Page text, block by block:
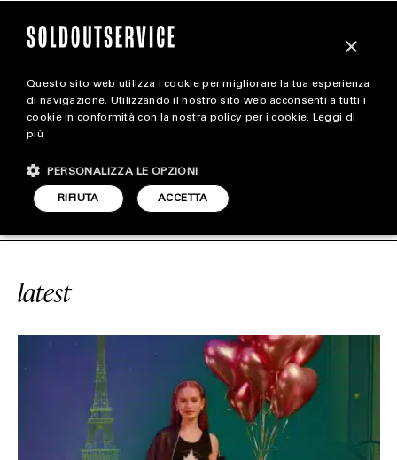
magazine
STYLE
FOOTWEAR
#WALT DISNEY
latest
×
Questo sito web utilizza i cookie per migliorare la tua esperienza
di navigazione. Utilizzando il nostro sito web acconsenti a tutti i
cookie in conformità con la nostra policy per i cookie. Leggi di
più
ACCETTA
RIFIUTA
PERSONALIZZA LE OPZIONI